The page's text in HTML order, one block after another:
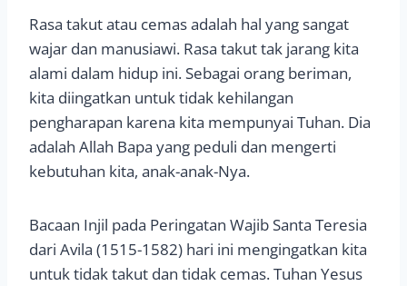
Rasa takut atau cemas adalah hal yang sangat
wajar dan manusiawi. Rasa takut tak jarang kita
alami dalam hidup ini. Sebagai orang beriman,
kita diingatkan untuk tidak kehilangan
pengharapan karena kita mempunyai Tuhan. Dia
adalah Allah Bapa yang peduli dan mengerti
kebutuhan kita, anak-anak-Nya.
Bacaan Injil pada Peringatan Wajib Santa Teresia
dari Avila (1515-1582) hari ini mengingatkan kita
untuk tidak takut dan tidak cemas. Tuhan Yesus